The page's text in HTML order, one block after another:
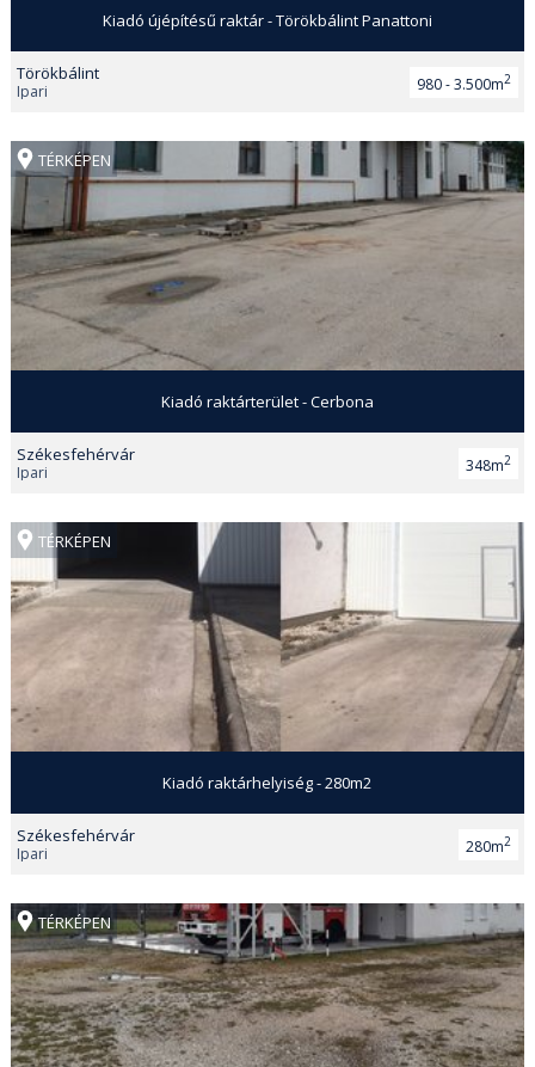
Kiadó újépítésű raktár - Törökbálint Panattoni
Törökbálint
Ipari 980 - 3.500m2
TÉRKÉPEN
Kiadó raktárterület - Cerbona
Székesfehérvár
Ipari 348m2
TÉRKÉPEN
Kiadó raktárhelyiség - 280m2
Székesfehérvár
Ipari 280m2
TÉRKÉPEN